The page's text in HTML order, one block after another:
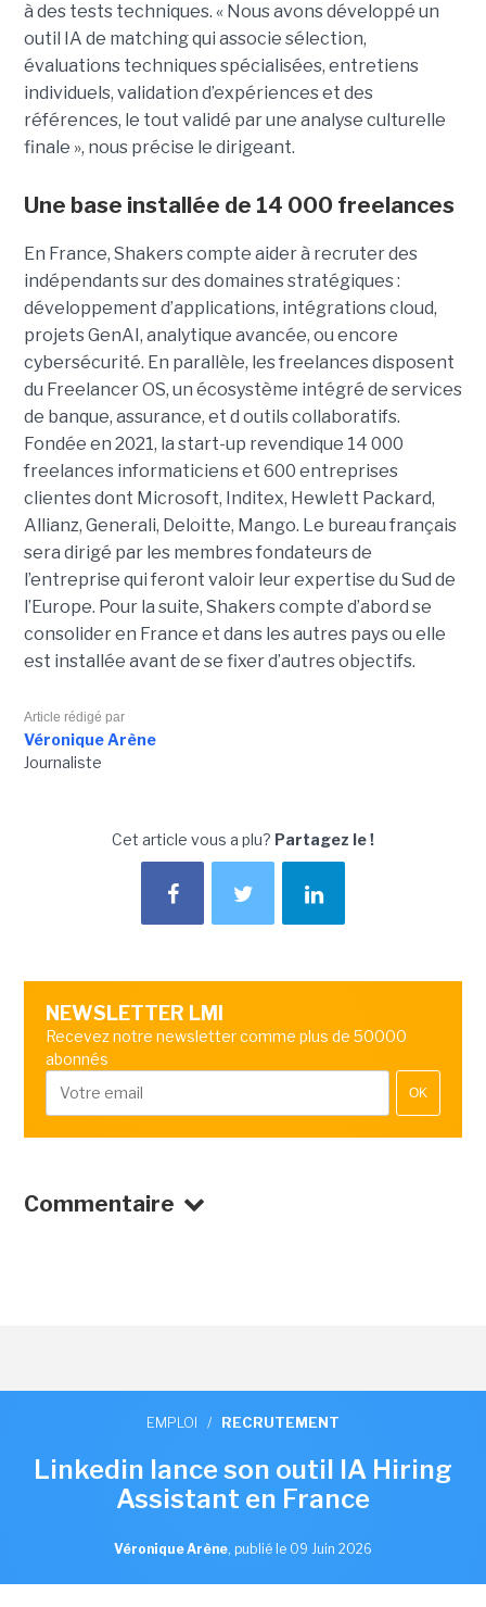
à des tests techniques. « Nous avons développé un
outil IA de matching qui associe sélection,
évaluations techniques spécialisées, entretiens
individuels, validation d’expériences et des
références, le tout validé par une analyse culturelle
finale », nous précise le dirigeant.
Une base installée de 14 000 freelances
En France, Shakers compte aider à recruter des
indépendants sur des domaines stratégiques :
développement d’applications, intégrations cloud,
projets GenAI, analytique avancée, ou encore
cybersécurité. En parallèle, les freelances disposent
du Freelancer OS, un écosystème intégré de services
de banque, assurance, et d outils collaboratifs.
Fondée en 2021, la start-up revendique 14 000
freelances informaticiens et 600 entreprises
clientes dont Microsoft, Inditex, Hewlett Packard,
Allianz, Generali, Deloitte, Mango. Le bureau français
sera dirigé par les membres fondateurs de
l’entreprise qui feront valoir leur expertise du Sud de
l’Europe. Pour la suite, Shakers compte d’abord se
consolider en France et dans les autres pays ou elle
est installée avant de se fixer d’autres objectifs.
Article rédigé par
Véronique Arène
Journaliste
Cet article vous a plu? Partagez le !
NEWSLETTER LMI
Recevez notre newsletter comme plus de 50000
abonnés
OK
Commentaire
EMPLOI / RECRUTEMENT
Linkedin lance son outil IA Hiring
Assistant en France
Véronique Arène, publié le 09 Juin 2026